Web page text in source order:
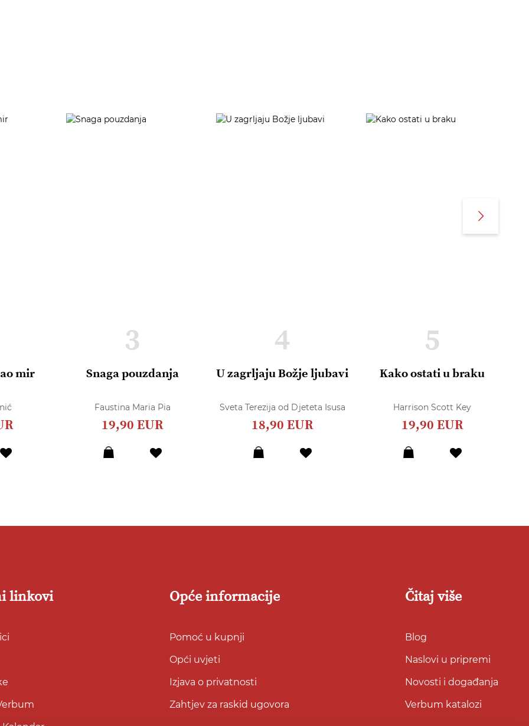
mir
3
Snaga pouzdanja
Faustina Maria Pia
19,90 EUR
4
U zagrljaju Božje ljubavi
Sveta Terezija od Djeteta Isusa
18,90 EUR
5
Kako ostati u braku
Harrison Scott Key
19,90 EUR
linkovi Opće informacije
Pomoć u kupnji
Opći uvjeti
Izjava o privatnosti
Zahtjev za raskid ugovora
Čitaj više
Blog
Naslovi u pripremi
Novosti i događanja
Verbum katalozi